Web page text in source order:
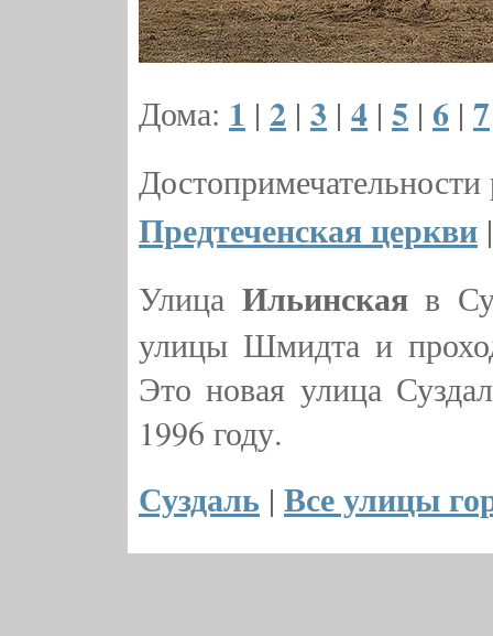
Дома: 1 | 2 | 3 | 4 | 5 | 6 | 7
Предтеченская церкви
Улица Ильинскаяв
улицы Шмидта и
Это новая улица
1996 году.
Суздаль | Все улицы